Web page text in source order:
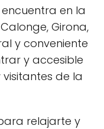
en la
Girona,
y conveniente
y accesible
de la
relajarte y